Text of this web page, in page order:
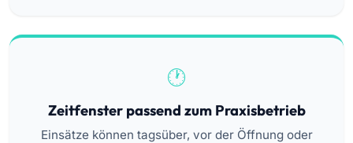
Zeitfenster passend zum Praxisbetrieb
Einsätze können tagsüber, vor der Öffnung oder